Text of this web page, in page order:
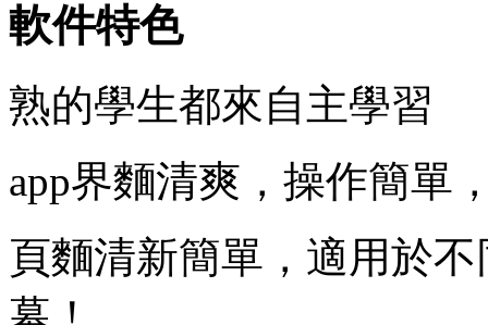
軟件特色
熟的學生都來自主學習
app界麵清爽，操作簡單
頁麵清新簡單，適用於